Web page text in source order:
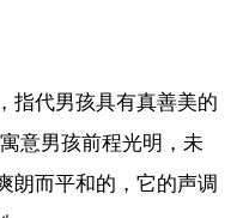
代男孩具有真善美的
意男孩前程光明，未
朗而平和的，它的声调